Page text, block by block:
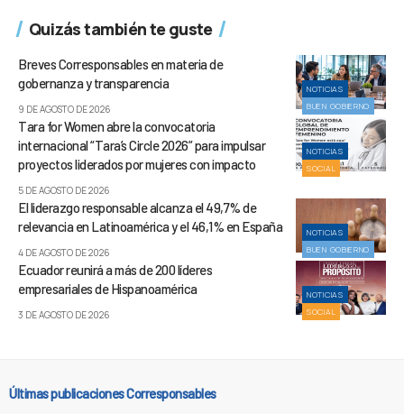
Quizás también te guste
NOTICIAS
BUEN GOBIERNO
Breves Corresponsables en materia de
gobernanza y transparencia
9 DE AGOSTO DE 2026
NOTICIAS
SOCIAL
Tara for Women abre la convocatoria
internacional “Tara’s Circle 2026” para impulsar
proyectos liderados por mujeres con impacto
5 DE AGOSTO DE 2026
NOTICIAS
BUEN GOBIERNO
El liderazgo responsable alcanza el 49,7% de
relevancia en Latinoamérica y el 46,1% en España
4 DE AGOSTO DE 2026
NOTICIAS
SOCIAL
Ecuador reunirá a más de 200 líderes
empresariales de Hispanoamérica
3 DE AGOSTO DE 2026
Últimas publicaciones Corresponsables